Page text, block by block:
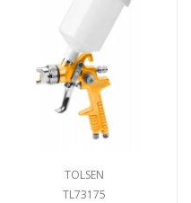
TOLSEN
TL73175